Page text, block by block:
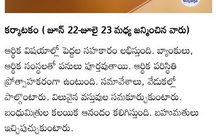
కర్కాటకం ( జూన్‌ 22-జూలై 23 మధ్య జన్మించిన వారు)
ఆర్థిక విషయాల్లో పెద్దల సహకారం లభిస్తుంది. బ్యాంకులు,
ఆర్థిక సంస్థలతో పనులు పూర్తవుతాయి. ఆర్థిక పరిస్థితి
ప్రోత్సాహకరంగా ఉంటుంది. సమావేశాలు, వేడుకల్లో
పాల్గొంటారు. విలువైన వస్తువుల సమకూర్చుకుంటారు.
బంధుమిత్రుల కలయిక ఆనందం కలిగిస్తుంది. బహుమతులు
ఇచ్చిపుచ్చుకుంటారు.